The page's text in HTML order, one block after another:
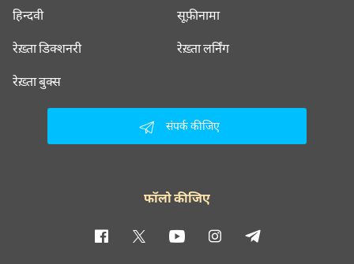
हिन्दवी सूफ़ीनामा
रेख़्ता डिक्शनरी रेख़्ता लर्निंग
रेख़्ता बुक्स
संपर्क कीजिए
फॉलो कीजिए